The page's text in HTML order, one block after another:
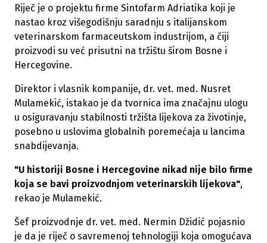
Riječ je o projektu firme Sintofarm Adriatika koji je
nastao kroz višegodišnju saradnju s italijanskom
veterinarskom farmaceutskom industrijom, a čiji
proizvodi su već prisutni na tržištu širom Bosne i
Hercegovine.
Direktor i vlasnik kompanije, dr. vet. med. Nusret
Mulamekić, istakao je da tvornica ima značajnu ulogu
u osiguravanju stabilnosti tržišta lijekova za životinje,
posebno u uslovima globalnih poremećaja u lancima
snabdijevanja.
"U historiji Bosne i Hercegovine nikad nije bilo firme
koja se bavi proizvodnjom veterinarskih lijekova",
rekao je Mulamekić.
Šef proizvodnje dr. vet. med. Nermin Džidić pojasnio
je da je riječ o savremenoj tehnologiji koja omogućava